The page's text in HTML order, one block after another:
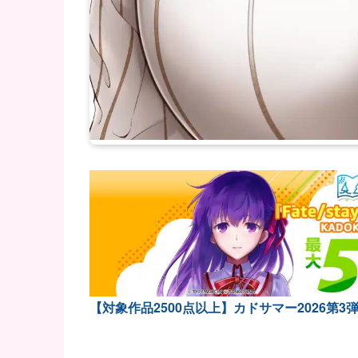
【対象作品2500点以上】カドサマー2026第3弾